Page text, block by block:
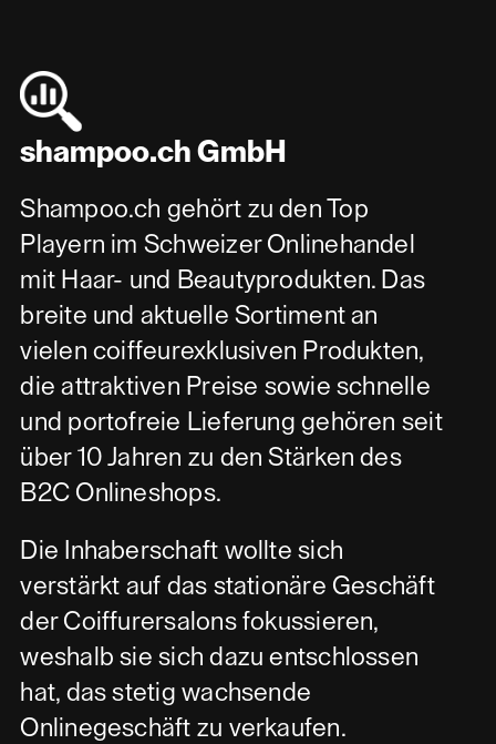
shampoo.ch GmbH
Shampoo.ch gehört zu den Top
Playern im Schweizer Onlinehandel
mit Haar- und Beautyprodukten. Das
breite und aktuelle Sortiment an
vielen coiffeurexklusiven Produkten,
die attraktiven Preise sowie schnelle
und portofreie Lieferung gehören seit
über 10 Jahren zu den Stärken des
B2C Onlineshops.
Die Inhaberschaft wollte sich
verstärkt auf das stationäre Geschäft
der Coiffurersalons fokussieren,
weshalb sie sich dazu entschlossen
hat, das stetig wachsende
Onlinegeschäft zu verkaufen.